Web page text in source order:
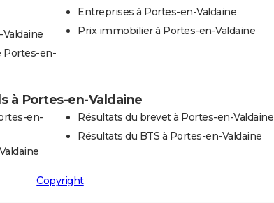
Portes-en-
Entreprises à Portes-en-Valdaine
Prix immobilier à Portes-en-Valdaine
à Portes-en-Valdaine
en-
Résultats du brevet à Portes-en-Valdaine
Résultats du BTS à Portes-en-Valdaine
Copyright